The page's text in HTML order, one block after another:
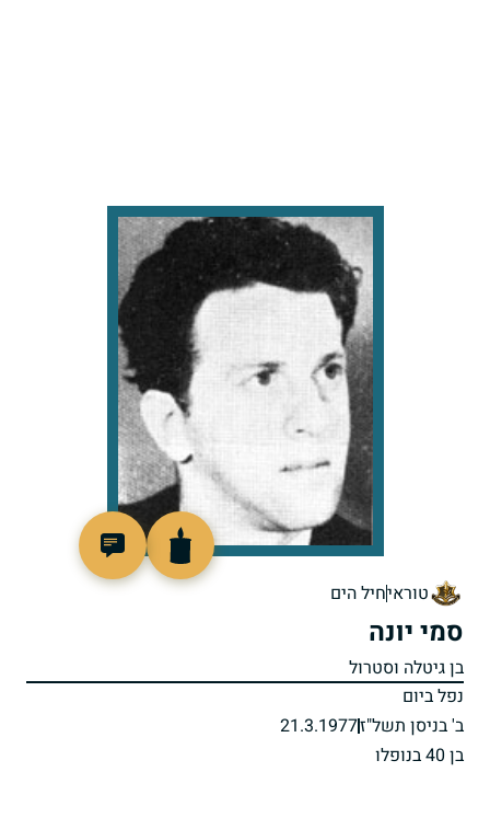
טוראיחיל הים
סמי יונה
בן גיטלה וסטרול
נפל ביום
ב' בניסן תשל"ז21.3.1977
בן 40 בנופלו